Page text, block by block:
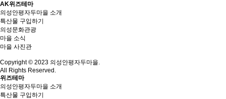
AK위즈테마
의성안평자두마을 소개
특산물 구입하기
의성문화관광
마을 소식
마을 사진관
Copyright © 2023 의성안평자두마을.
All Rights Reserved.
위즈테마
의성안평자두마을 소개
특산물 구입하기